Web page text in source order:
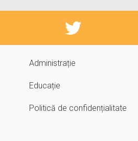
Administrație
Educație
Politică de confidențialitate